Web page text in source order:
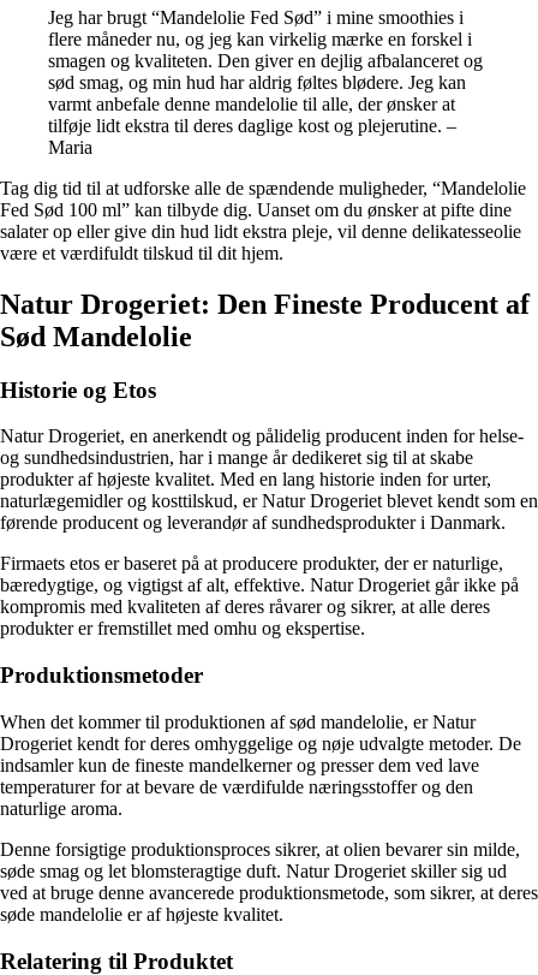
Jeg har brugt “Mandelolie Fed Sød” i mine smoothies i
flere måneder nu, og jeg kan virkelig mærke en forskel i
smagen og kvaliteten. Den giver en dejlig afbalanceret og
sød smag, og min hud har aldrig føltes blødere. Jeg kan
varmt anbefale denne mandelolie til alle, der ønsker at
tilføje lidt ekstra til deres daglige kost og plejerutine. –
Maria
Tag dig tid til at udforske alle de spændende muligheder, “Mandelolie
Fed Sød 100 ml” kan tilbyde dig. Uanset om du ønsker at pifte dine
salater op eller give din hud lidt ekstra pleje, vil denne delikatesseolie
være et værdifuldt tilskud til dit hjem.
Natur Drogeriet: Den Fineste Producent af
Sød Mandelolie
Historie og Etos
Natur Drogeriet, en anerkendt og pålidelig producent inden for helse-
og sundhedsindustrien, har i mange år dedikeret sig til at skabe
produkter af højeste kvalitet. Med en lang historie inden for urter,
naturlægemidler og kosttilskud, er Natur Drogeriet blevet kendt som en
førende producent og leverandør af sundhedsprodukter i Danmark.
Firmaets etos er baseret på at producere produkter, der er naturlige,
bæredygtige, og vigtigst af alt, effektive. Natur Drogeriet går ikke på
kompromis med kvaliteten af deres råvarer og sikrer, at alle deres
produkter er fremstillet med omhu og ekspertise.
Produktionsmetoder
When det kommer til produktionen af sød mandelolie, er Natur
Drogeriet kendt for deres omhyggelige og nøje udvalgte metoder. De
indsamler kun de fineste mandelkerner og presser dem ved lave
temperaturer for at bevare de værdifulde næringsstoffer og den
naturlige aroma.
Denne forsigtige produktionsproces sikrer, at olien bevarer sin milde,
søde smag og let blomsteragtige duft. Natur Drogeriet skiller sig ud
ved at bruge denne avancerede produktionsmetode, som sikrer, at deres
søde mandelolie er af højeste kvalitet.
Relatering til Produktet